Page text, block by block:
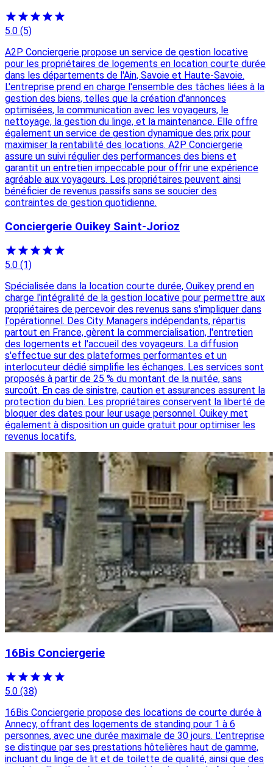
5.0 (5)
A2P Conciergerie propose un service de gestion locative
pour les propriétaires de logements en location courte durée
dans les départements de l'Ain, Savoie et Haute-Savoie.
L'entreprise prend en charge l'ensemble des tâches liées à la
gestion des biens, telles que la création d'annonces
optimisées, la communication avec les voyageurs, le
nettoyage, la gestion du linge, et la maintenance. Elle offre
également un service de gestion dynamique des prix pour
maximiser la rentabilité des locations. A2P Conciergerie
assure un suivi régulier des performances des biens et
garantit un entretien impeccable pour offrir une expérience
agréable aux voyageurs. Les propriétaires peuvent ainsi
bénéficier de revenus passifs sans se soucier des
contraintes de gestion quotidienne.
Conciergerie Ouikey Saint-Jorioz
5.0 (1)
Spécialisée dans la location courte durée, Ouikey prend en
charge l'intégralité de la gestion locative pour permettre aux
propriétaires de percevoir des revenus sans s'impliquer dans
l'opérationnel. Des City Managers indépendants, répartis
partout en France, gèrent la commercialisation, l'entretien
des logements et l'accueil des voyageurs. La diffusion
s'effectue sur des plateformes performantes et un
interlocuteur dédié simplifie les échanges. Les services sont
proposés à partir de 25 % du montant de la nuitée, sans
surcoût. En cas de sinistre, caution et assurances assurent la
protection du bien. Les propriétaires conservent la liberté de
bloquer des dates pour leur usage personnel. Ouikey met
également à disposition un guide gratuit pour optimiser les
revenus locatifs.
16Bis Conciergerie
5.0 (38)
16Bis Conciergerie propose des locations de courte durée à
Annecy, offrant des logements de standing pour 1 à 6
personnes, avec une durée maximale de 30 jours. L'entreprise
se distingue par ses prestations hôtelières haut de gamme,
incluant du linge de lit et de toilette de qualité, ainsi que des